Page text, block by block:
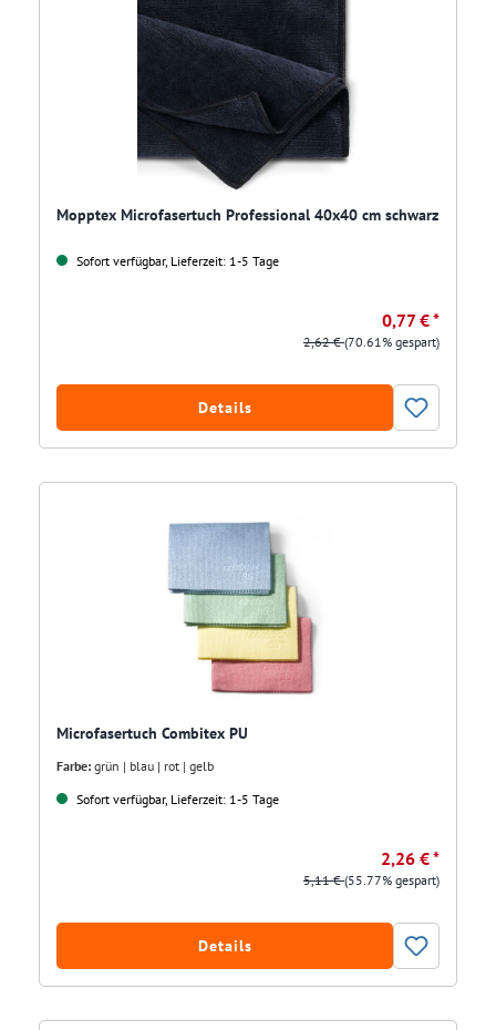
Mopptex Microfasertuch Professional 40x40 cm schwarz
Sofort verfügbar, Lieferzeit: 1-5 Tage
0,77 € *
2,62 €(70.61% gespart)
Details
Microfasertuch Combitex PU
Farbe: grün | blau | rot | gelb
Sofort verfügbar, Lieferzeit: 1-5 Tage
2,26 € *
5,11 €(55.77% gespart)
Details